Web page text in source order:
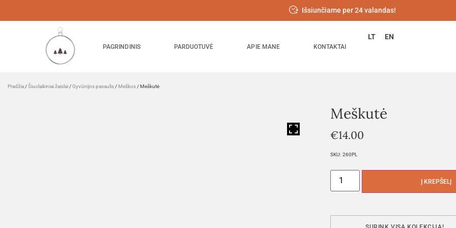
Išsiunčiame per 24 valandas!
PAGRINDINIS PARDUOTUVĖ APIE MANE KONTAKTAI
LT EN
Pradžia /Šiuolaikiniai žaislai /Gyvūnijos pasaulis / Meškos / Meškutė
Meškutė
€14.00
SKU: 260PL
Į KREPŠELĮ